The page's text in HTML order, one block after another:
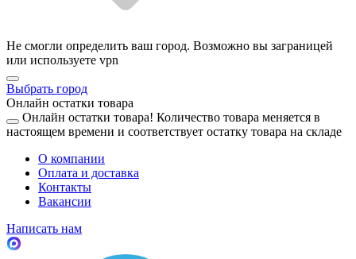
Не смогли определить ваш город. Возможно вы заграницей
или используете vpn
Выбрать город
Онлайн остатки товара
Онлайн остатки товара! Количество товара меняется в
настоящем времени и соответствует остатку товара на складе
О компании
Оплата и доставка
Контакты
Вакансии
Написать нам